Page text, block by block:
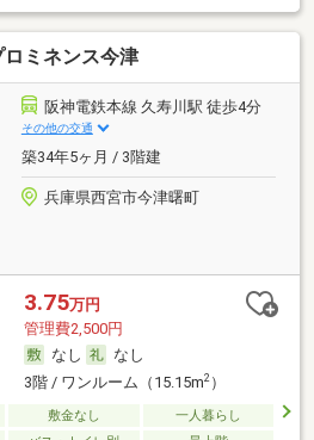
ミネンス今津
阪神電鉄本線 久寿川駅 徒歩4分
その他の交通
築34年5ヶ月 / 3階建
兵庫県西宮市今津曙町
3.75万円
管理費2,500円
なし
なし
3階 / ワンルーム（15.15m2）
敷金なし
一人暮らし